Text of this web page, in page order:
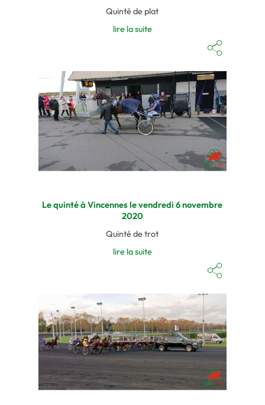
Quinté de plat
lire la suite
Le quinté à Vincennes le vendredi 6 novembre
2020
Quinté de trot
lire la suite